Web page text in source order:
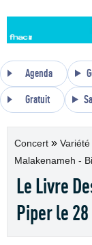
Agenda
Gratuit
Concert »
Malakenameh -
Le Livre
Piper le